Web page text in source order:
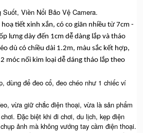
Suốt, Viền Nổi Bảo Vệ Camera.
tiết xinh xắn, có co giãn nhiều từ 7cm -
lưng dày đến 1cm dễ dàng lắp và tháo
dù có chiều dài 1.2m, màu sắc kết hợp,
móc nối kim loại dễ dáng tháo lắp theo
dùng để đeo cổ, đeo chéo như 1 chiếc ví
vừa giữ chắc điện thoại, vừa là sản phẩm
Đặc biệt khi đi chơi, du lịch, kẹp điện
ảnh mà không vướng tay cầm điện thoại.